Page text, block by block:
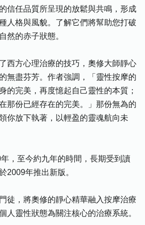
信任品質所呈現的放鬆與共鳴，形成
人格與風貌。了解它們將幫助您打破
然的赤子狀態。
西方心理治療的技巧，奧修大師靜心
無盡芬芳。作者強調，「靈性按摩的
的完美，再度憶起自己靈性的本質；
那份已經存在的完美。」那份無為的
你放下執著，以輕盈的靈魂航向未
，至今約九年的時間，長期受到讀
2009年推出新版。
徒，將奧修的靜心精華融入按摩治療
人靈性狀態為關注核心的治療系統。